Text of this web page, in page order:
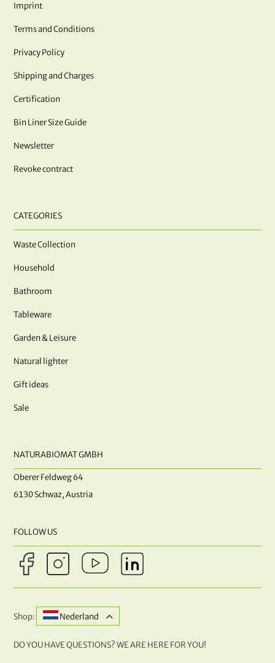
Imprint
Terms and Conditions
Privacy Policy
Shipping and Charges
Certification
Bin Liner Size Guide
Newsletter
Revoke contract
CATEGORIES
Waste Collection
Household
Bathroom
Tableware
Garden & Leisure
Natural lighter
Gift ideas
Sale
NATURABIOMAT GMBH
Oberer Feldweg 64
6130 Schwaz, Austria
FOLLOW US
Shop: Nederland
DO YOU HAVE QUESTIONS? WE ARE HERE FOR YOU!